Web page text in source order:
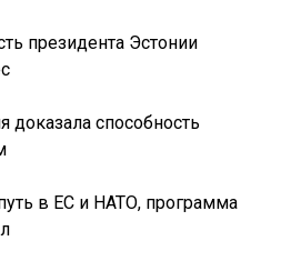
президента Эстонии
доказала способность
в ЕС и НАТО, программа